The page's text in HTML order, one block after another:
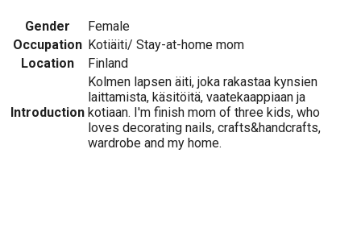
Gender
Female
Occupation Kotiäiti/ Stay-at-home mom
Location
Finland
Introduction
Kolmen lapsen äiti, joka rakastaa kynsien
laittamista, käsitöitä, vaatekaappiaan ja
kotiaan. I'm finish mom of three kids, who
loves decorating nails, crafts&handcrafts,
wardrobe and my home.